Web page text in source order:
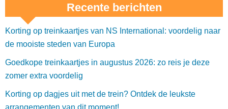
Recente berichten
Korting op treinkaartjes van NS International: voordelig naar
de mooiste steden van Europa
Goedkope treinkaartjes in augustus 2026: zo reis je deze
zomer extra voordelig
Korting op dagjes uit met de trein? Ontdek de leukste
arrangementen van dit moment!